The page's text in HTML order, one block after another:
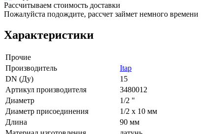
Рассчитываем стоимость доставки
Пожалуйста подождите, рассчет займет немного времени
Характеристики
Прочие
Производитель
Itap
DN (Ду)
15
Артикул производителя
3480012
Диаметр
1/2 "
Диаметр присоединения
1/2 x 10 мм
Длина
90 мм